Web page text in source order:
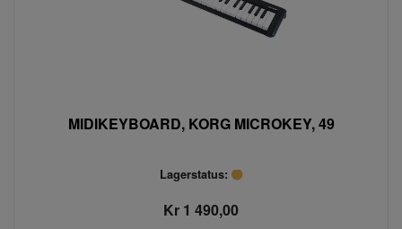
MIDIKEYBOARD, KORG MICROKEY, 49
Lagerstatus:
Kr 1 490,00